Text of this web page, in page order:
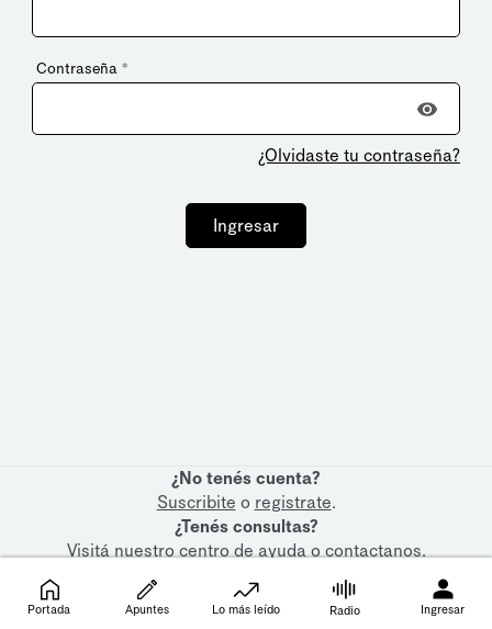
Contraseña *
¿Olvidaste tu contraseña?
Ingresar
¿No tenés cuenta?
Suscribite o registrate.
¿Tenés consultas?
Visitá nuestrocentro de ayudaocontactanos.
Portada Apuntes Lo más leído Radio Ingresar